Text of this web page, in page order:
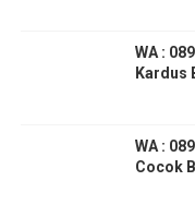
WA :
Kardus
WA :
Cocok